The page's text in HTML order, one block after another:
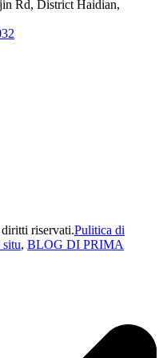
Rd, District Haidian,
riservati.Pulitica di
situ, BLOG DI PRIMA